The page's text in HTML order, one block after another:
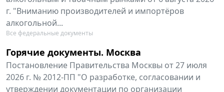
г. "Вниманию производителей и импортёров
алкогольной...
Все федеральные документы
Горячие документы. Москва
Постановление Правительства Москвы от 27 июля
2026 г. № 2012-ПП "О разработке, согласовании и
утверждении документации по организации